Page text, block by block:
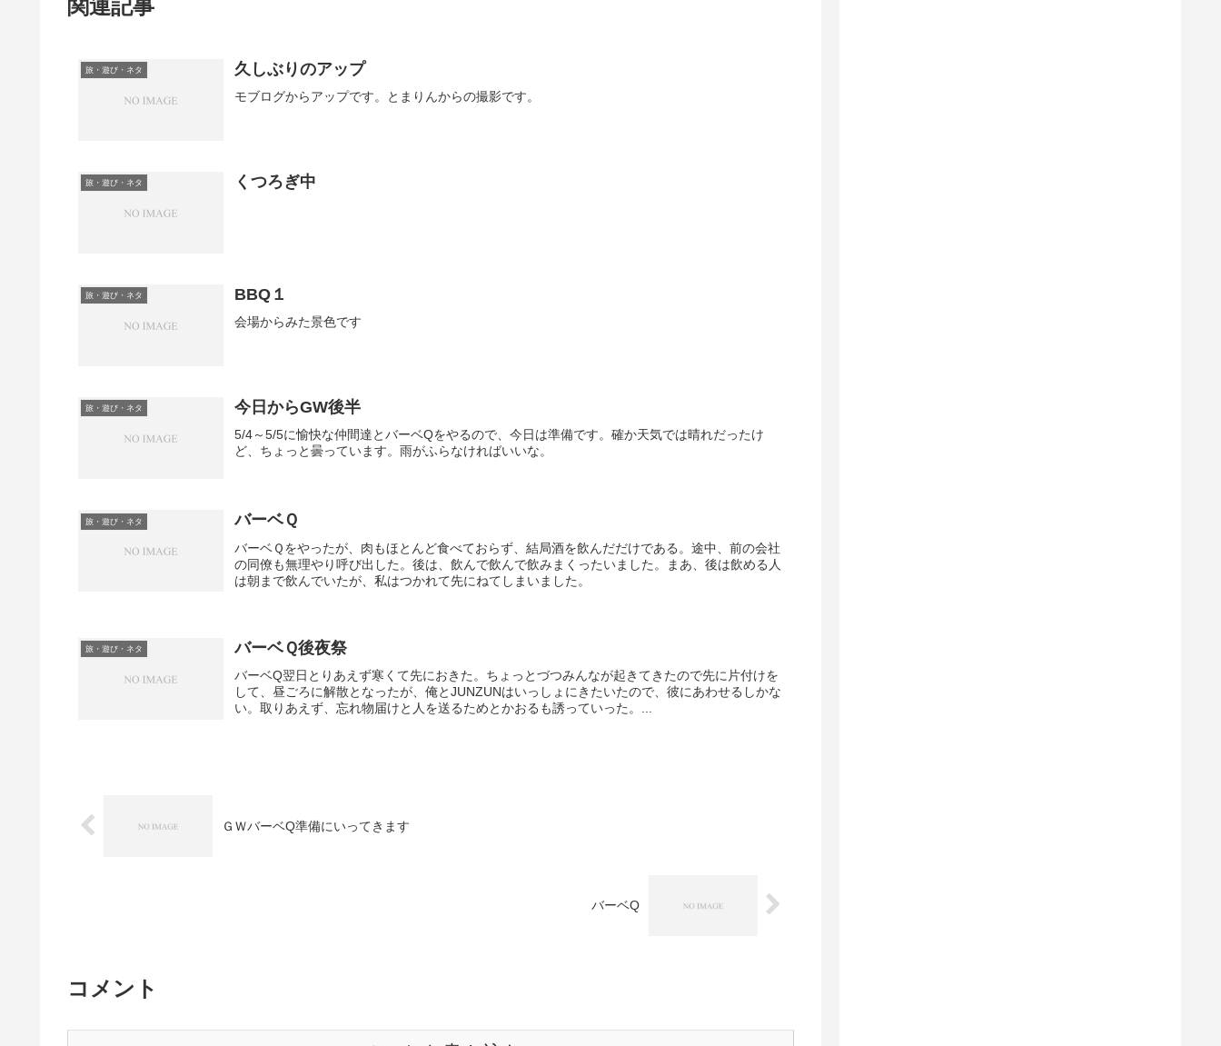
関連記事
旅・遊び・ネタ 久しぶりのアップ
モブログからアップです。とまりんからの撮影です。
旅・遊び・ネタ くつろぎ中
旅・遊び・ネタ BBQ１
会場からみた景色です
旅・遊び・ネタ 今日からGW後半
5/4～5/5に愉快な仲間達とバーベQをやるので、今日は準備です。確か天気では晴れだったけ
ど、ちょっと曇っています。雨がふらなければいいな。
旅・遊び・ネタ バーベＱ
バーベＱをやったが、肉もほとんど食べておらず、結局酒を飲んだだけである。途中、前の会社
の同僚も無理やり呼び出した。後は、飲んで飲んで飲みまくったいました。まあ、後は飲める人
は朝まで飲んでいたが、私はつかれて先にねてしまいました。
旅・遊び・ネタ バーベＱ後夜祭
バーベQ翌日とりあえず寒くて先におきた。ちょっとづつみんなが起きてきたので先に片付けを
して、昼ごろに解散となったが、俺とJUNZUNはいっしょにきたいたので、彼にあわせるしかな
い。取りあえず、忘れ物届けと人を送るためとかおるも誘っていった。...
ＧＷバーベQ準備にいってきます
バーベQ
コメント